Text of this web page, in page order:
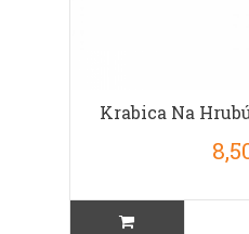
Krabica Na